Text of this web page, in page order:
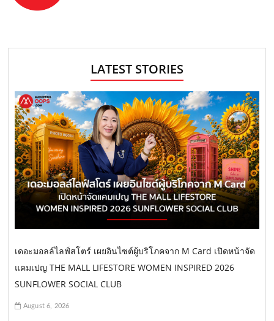
LATEST STORIES
เดอะมอลล์ไลฟ์สโตร์ เผยอินไซต์ผู้บริโภคจาก M Card เปิดหน้าจัด
แคมเปญ THE MALL LIFESTORE WOMEN INSPIRED 2026
SUNFLOWER SOCIAL CLUB
August 6, 2026